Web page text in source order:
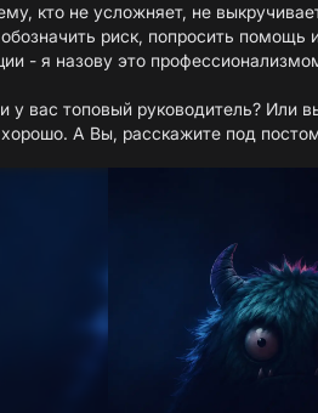
кто не усложняет, не
риск, попросить помощь
- я назову это
у вас топовый руководитель? Или
А Вы, расскажите под